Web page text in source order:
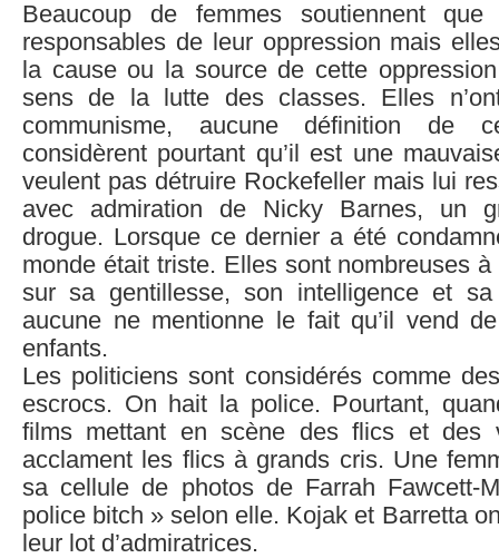
Beaucoup de femmes soutiennent
responsables de leur oppression mais
la cause ou la source de cette
sens de la lutte des classes. Elles
communisme, aucune définition de
considèrent pourtant qu’il est une
veulent pas détruire Rockefeller mais lui
avec admiration de Nicky Barnes, un
drogue. Lorsque ce dernier a été
monde était triste. Elles sont nombreuses
sur sa gentillesse, son intelligence et sa
aucune ne mentionne le fait qu’il vend
enfants.
Les politiciens sont considérés comme
escrocs. On hait la police. Pourtant,
films mettant en scène des flics et des
acclament les flics à grands cris. Une
sa cellule de photos de Farrah Fawcett-
police bitch » selon elle. Kojak et Barretta
leur lot d’admiratrices.